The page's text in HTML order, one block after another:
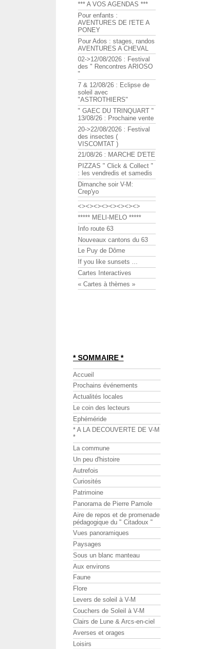
*** A VOS AGENDAS ***
Pour enfants :
AVENTURES DE l'ETE A
PONEY
Pour Ados : stages, randos
AVENTURES A CHEVAL
02->12/08/2026 : Festival
des " Rencontres ARIOSO
"
7 & 12/08/26 : Eclipse de
soleil avec
"ASTROTHIERS"
" GAEC DU TRINQUART "
13/08/26 : Prochaine vente
20->22/08/2026 : Festival
des insectes (
VISCOMTAT )
21/08/26 : MARCHE D'ETE
PIZZAS " Click & Collect "
: les vendredis et samedis
Dimanche soir V-M:
Crep'yo
<><><><><><><><>
***** MELI-MELO *****
Info route 63
Nouveaux cantons du 63
Le Puy de Dôme
If you like sunsets ...
Cartes Interactives
« Cartes à thèmes »
* SOMMAIRE *
Accueil
Prochains événements
Actualités locales
Le coin des lecteurs
Ephéméride
* A LA DECOUVERTE DE V-M
*
La commune
Un peu d'histoire
Autrefois
Curiosités
Patrimoine
Panorama de Pierre Pamole
Aire de repos et de promenade
pédagogique du " Citadoux "
Vues panoramiques
Paysages
Sous un blanc manteau
Aux environs
Faune
Flore
Levers de soleil à V-M
Couchers de Soleil à V-M
Clairs de Lune & Arcs-en-ciel
Averses et orages
Loisirs